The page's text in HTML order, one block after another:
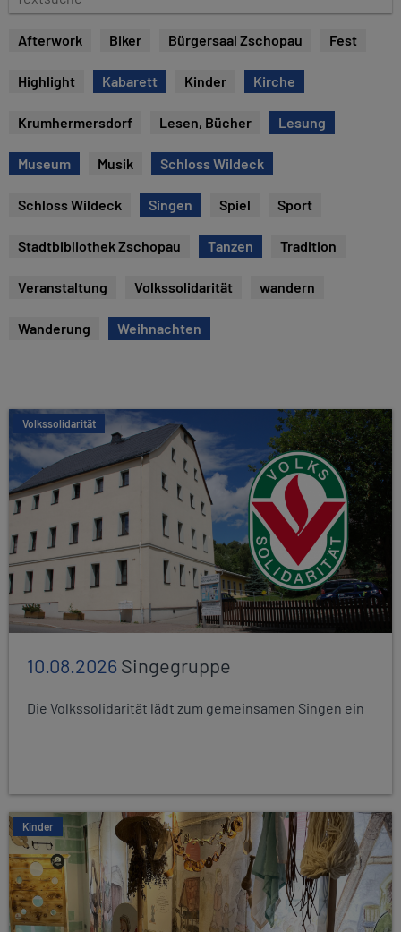
e
e
Afterwork Biker Bürgersaal Zschopau Fest
Highlight Kabarett Kinder Kirche
Krumhermersdorf Lesen, Bücher Lesung
Museum Musik Schloss Wildeck
Schloss Wildeck Singen Spiel Sport
Stadtbibliothek Zschopau Tanzen Tradition
Veranstaltung Volkssolidarität wandern
Wanderung Weihnachten
Volkssolidarität
10.08.2026Singegruppe
Die Volkssolidarität lädt zum gemeinsamen Singen ein
Kinder